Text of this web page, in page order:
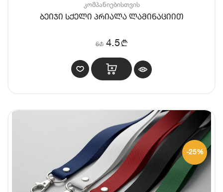
კომპანიებისთვის
ბეიჯი სქელი პრიალა ლამინაციით
6b 4.5b
-25%